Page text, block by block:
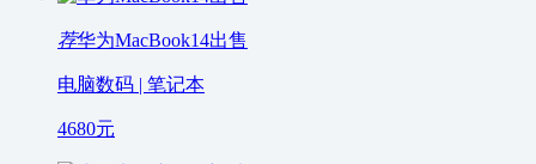
荐华为MacBook14出售
电脑数码 | 笔记本
4680元